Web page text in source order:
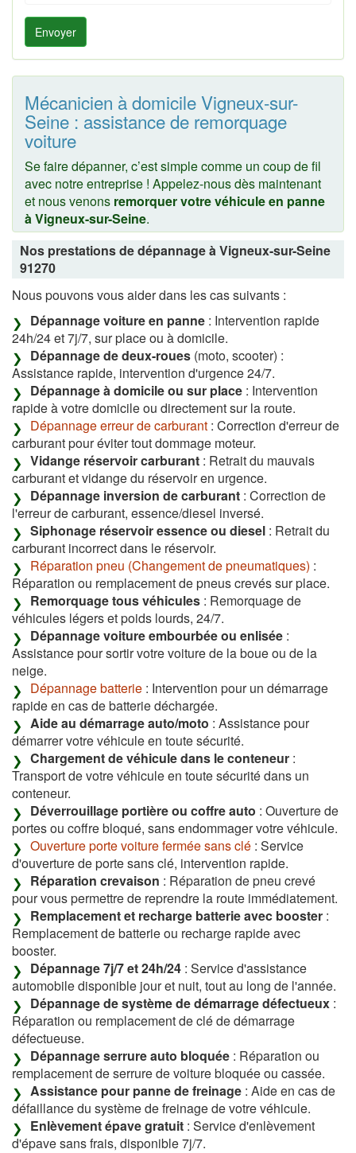
Envoyer
Mécanicien à domicile Vigneux-sur-
Seine : assistance de remorquage
voiture
Se faire dépanner, c’est simple comme un coup de fil
avec notre entreprise ! Appelez-nous dès maintenant
et nous venons remorquer votre véhicule en panne
à Vigneux-sur-Seine.
Nos prestations de dépannage à Vigneux-sur-Seine
91270
Nous pouvons vous aider dans les cas suivants :
Dépannage voiture en panne : Intervention rapide
24h/24 et 7j/7, sur place ou à domicile.
Dépannage de deux-roues (moto, scooter) :
Assistance rapide, intervention d'urgence 24/7.
Dépannage à domicile ou sur place : Intervention
rapide à votre domicile ou directement sur la route.
Dépannage erreur de carburant : Correction d'erreur de
carburant pour éviter tout dommage moteur.
Vidange réservoir carburant : Retrait du mauvais
carburant et vidange du réservoir en urgence.
Dépannage inversion de carburant : Correction de
l'erreur de carburant, essence/diesel inversé.
Siphonage réservoir essence ou diesel : Retrait du
carburant incorrect dans le réservoir.
Réparation pneu (Changement de pneumatiques) :
Réparation ou remplacement de pneus crevés sur place.
Remorquage tous véhicules : Remorquage de
véhicules légers et poids lourds, 24/7.
Dépannage voiture embourbée ou enlisée :
Assistance pour sortir votre voiture de la boue ou de la
neige.
Dépannage batterie : Intervention pour un démarrage
rapide en cas de batterie déchargée.
Aide au démarrage auto/moto : Assistance pour
démarrer votre véhicule en toute sécurité.
Chargement de véhicule dans le conteneur :
Transport de votre véhicule en toute sécurité dans un
conteneur.
Déverrouillage portière ou coffre auto : Ouverture de
portes ou coffre bloqué, sans endommager votre véhicule.
Ouverture porte voiture fermée sans clé : Service
d'ouverture de porte sans clé, intervention rapide.
Réparation crevaison : Réparation de pneu crevé
pour vous permettre de reprendre la route immédiatement.
Remplacement et recharge batterie avec booster :
Remplacement de batterie ou recharge rapide avec
booster.
Dépannage 7j/7 et 24h/24 : Service d'assistance
automobile disponible jour et nuit, tout au long de l'année.
Dépannage de système de démarrage défectueux :
Réparation ou remplacement de clé de démarrage
défectueuse.
Dépannage serrure auto bloquée : Réparation ou
remplacement de serrure de voiture bloquée ou cassée.
Assistance pour panne de freinage : Aide en cas de
défaillance du système de freinage de votre véhicule.
Enlèvement épave gratuit : Service d'enlèvement
d'épave sans frais, disponible 7j/7.